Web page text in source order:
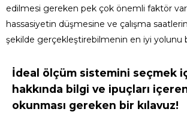
edilmesi gereken pek çok önemli faktör
hassasiyetin düşmesine ve çalışma
şekilde gerçekleştirebilmenin en iyi yolunu
İdeal ölçüm sistemini seçmek
hakkında bilgi ve ipuçları
okunması gereken bir kılavuz!